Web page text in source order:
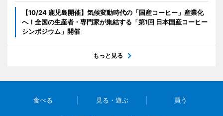
【10/24 鹿児島開催】気候変動時代の「国産コーヒー」産業化
へ！全国の生産者・専門家が集結する「第1回 日本国産コーヒー
シンポジウム」開催
もっと見る
食べる 見る・遊ぶ 買う